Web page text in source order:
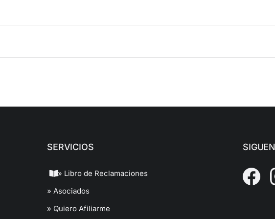
SERVICIOS
» Libro de Reclamaciones
» Asociados
» Quiero Afiliarme